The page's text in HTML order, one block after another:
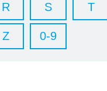
R S T
Z 0-9